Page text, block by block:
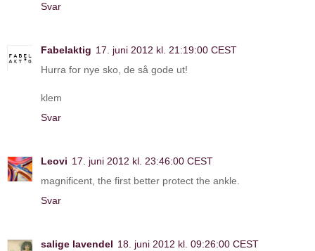
Svar
Fabelaktig 17. juni 2012 kl. 21:19:00 CEST
Hurra for nye sko, de så gode ut!
klem
Svar
Leovi 17. juni 2012 kl. 23:46:00 CEST
magnificent, the first better protect the ankle.
Svar
salige lavendel 18. juni 2012 kl. 09:26:00 CEST